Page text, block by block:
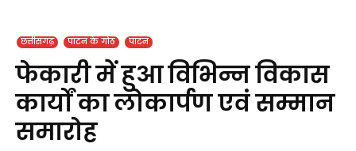
छत्तीसगढ़ पाटन के गोठ पाटन
फेकारी में हुआ विभिन्न विकास
कार्यों का लोकार्पण एवं सम्मान
समारोह